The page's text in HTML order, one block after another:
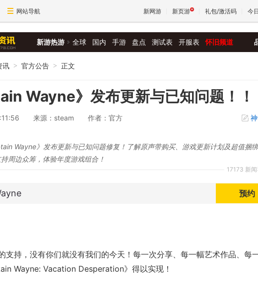
网站导航 新网游 新页游 礼包/激活码 今
新游热游 全球 国内 手游 盘点 测试表 开服表 怀旧频道
讯 > 官方公告 > 正文
Wayne》发布更新与已知问题！！
来源：steam 作者：官方
17173 新
Wayne》发布更新与已知问题修复！了解原声带购买、游戏更新计划及超值捆绑
周边众筹，体验年度游戏组合！
预约
支持，没有你们就没有我们的今天！每一次分享、每一幅艺术作品、每
Wayne: Vacation Desperation》得以实现！